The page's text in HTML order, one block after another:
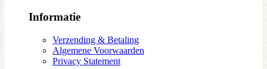
Informatie
Verzending & Betaling
Algemene Voorwaarden
Privacy Statement